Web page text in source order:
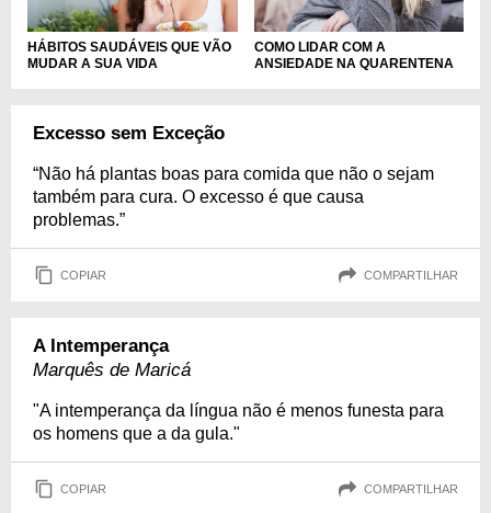
HÁBITOS SAUDÁVEIS QUE VÃO
MUDAR A SUA VIDA
COMO LIDAR COM A
ANSIEDADE NA QUARENTENA
Excesso sem Exceção
“Não há plantas boas para comida que não o sejam
também para cura. O excesso é que causa
problemas.”
COPIAR COMPARTILHAR
A Intemperança
Marquês de Maricá
"A intemperança da língua não é menos funesta para
os homens que a da gula."
COPIAR COMPARTILHAR